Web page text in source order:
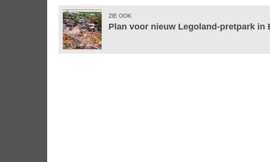
ZIE OOK
Plan voor nieuw Legoland-pretpark in